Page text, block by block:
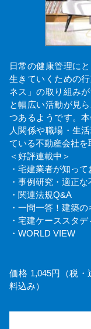
日常の健康管理に
生きていくための
ネス」の取り組み
と幅広い活動が見
つあるようです。
人関係や職場・生
ている不動産会社を
＜好評連載中＞
・宅建業者が知っ
・事例研究・適正
・関連法規Q&A
・一問一答！建築の
・宅建ケーススタ
・WORLD VIEW
価格 1,045円（税
料込み）